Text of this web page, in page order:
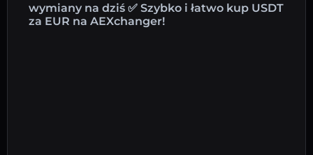
wymiany na dziś ✅ Szybko i łatwo kup USDT
za EUR na AEXchanger!